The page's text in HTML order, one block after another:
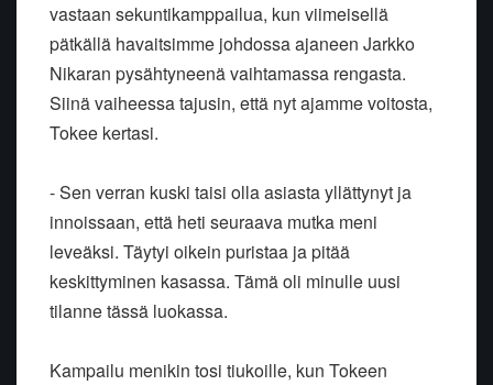
vastaan sekuntikamppailua, kun viimeisellä
pätkällä havaitsimme johdossa ajaneen Jarkko
Nikaran pysähtyneenä vaihtamassa rengasta.
Siinä vaiheessa tajusin, että nyt ajamme voitosta,
Tokee kertasi.
- Sen verran kuski taisi olla asiasta yllättynyt ja
innoissaan, että heti seuraava mutka meni
leveäksi. Täytyi oikein puristaa ja pitää
keskittyminen kasassa. Tämä oli minulle uusi
tilanne tässä luokassa.
Kampailu menikin tosi tiukoille, kun Tokeen